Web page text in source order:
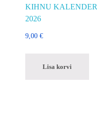
KIHNU KALENDER
2026
9,00 €
Lisa korvi